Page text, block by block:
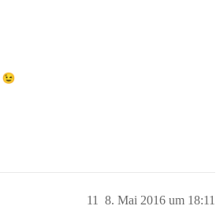
8. Mai 2016 um 18:11
11